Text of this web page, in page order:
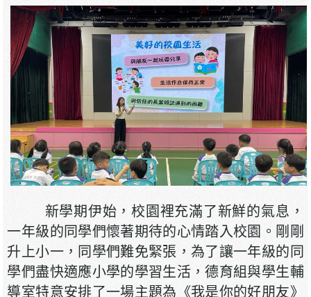
新學期伊始，校園裡充滿了新鮮的氣息，
一年級的同學們懷著期待的心情踏入校園。剛剛
升上小一，同學們難免緊張，為了讓一年級的同
學們盡快適應小學的學習生活，德育組與學生輔
導室特意安排了一場主題為《我是你的好朋友》